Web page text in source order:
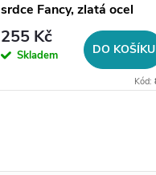
srdce Fancy, zlatá ocel
255 Kč
Skladem DO KOŠÍKU
Kód: